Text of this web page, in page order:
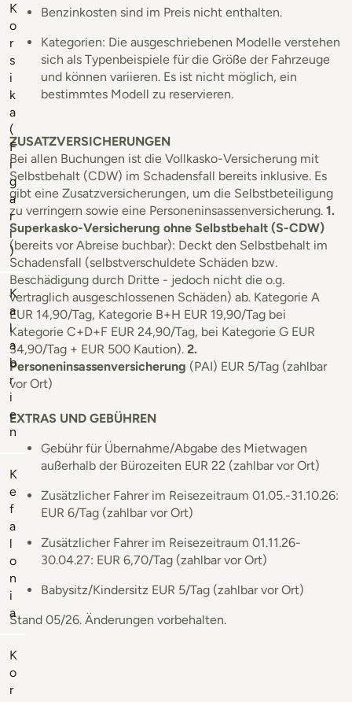
Benzinkosten sind im Preis nicht enthalten.
Kategorien: Die ausgeschriebenen Modelle verstehen
sich als Typenbeispiele für die Größe der Fahrzeuge
und können variieren. Es ist nicht möglich, ein
bestimmtes Modell zu reservieren.
ZUSATZVERSICHERUNGEN
Bei allen Buchungen ist die Vollkasko-Versicherung mit
Selbstbehalt (CDW) im Schadensfall bereits inklusive. Es
gibt eine Zusatzversicherungen, um die Selbstbeteiligung
zu verringern sowie eine Personeninsassenversicherung. 1.
Superkasko-Versicherung ohne Selbstbehalt (S-CDW)
(bereits vor Abreise buchbar): Deckt den Selbstbehalt im
Schadensfall (selbstverschuldete Schäden bzw.
Beschädigung durch Dritte - jedoch nicht die o.g.
vertraglich ausgeschlossenen Schäden) ab. Kategorie A
EUR 14,90/Tag, Kategorie B+H EUR 19,90/Tag bei
Kategorie C+D+F EUR 24,90/Tag, bei Kategorie G EUR
34,90/Tag + EUR 500 Kaution). 2.
Personeninsassenversicherung (PAI) EUR 5/Tag (zahlbar
vor Ort)
EXTRAS UND GEBÜHREN
Gebühr für Übernahme/Abgabe des Mietwagen
außerhalb der Bürozeiten EUR 22 (zahlbar vor Ort)
Zusätzlicher Fahrer im Reisezeitraum 01.05.-31.10.26:
EUR 6/Tag (zahlbar vor Ort)
Zusätzlicher Fahrer im Reisezeitraum 01.11.26-
30.04.27: EUR 6,70/Tag (zahlbar vor Ort)
Babysitz/Kindersitz EUR 5/Tag (zahlbar vor Ort)
Stand 05/26. Änderungen vorbehalten.
K
o
r
s
i
k
a
(
F
i
g
a
r
i
)
K
a
l
a
b
r
i
e
n
K
e
f
a
l
o
n
i
a
K
o
r